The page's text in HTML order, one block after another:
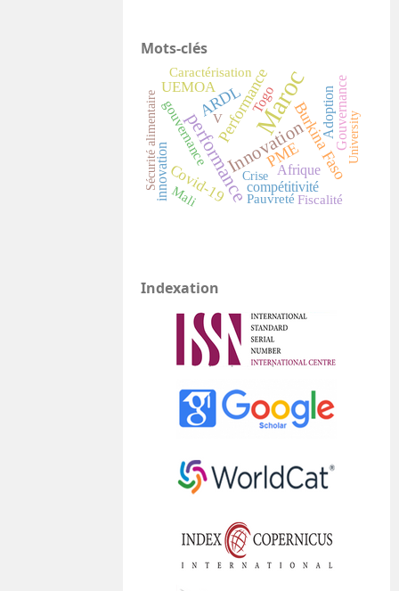
Mots-clés
Maroc
performanceInnovation
Performance Burkina Faso
ARDL
PME
Covid-19
UEMOA
Afrique
compétitivité
Gouvernance
Adoption
gouvernance
innovation
Togo
Pauvreté Fiscalité
Caractérisation
V
Mali
University
Sécurité alimentaire Crise
Indexation